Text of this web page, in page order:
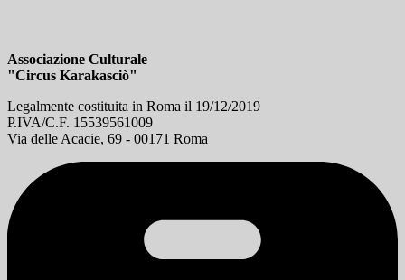
Associazione Culturale
"Circus Karakasciò"
Legalmente costituita in Roma il 19/12/2019
P.IVA/C.F. 15539561009
Via delle Acacie, 69 - 00171 Roma